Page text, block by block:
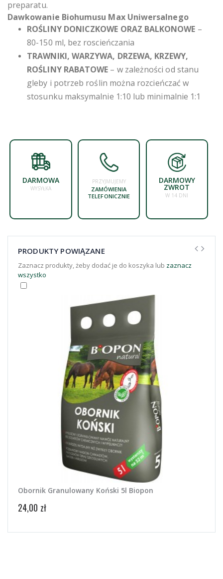
preparatu.
Dawkowanie Biohumusu Max Uniwersalnego
ROŚLINY DONICZKOWE ORAZ BALKONOWE –
80-150 ml, bez roscieńczania
TRAWNIKI, WARZYWA, DRZEWA, KRZEWY,
ROŚLINY RABATOWE – w zależności od stanu
gleby i potrzeb roślin można rozcieńczać w
stosunku maksymalnie 1:10 lub minimalnie 1:1
DARMOWA
WYSYŁKA
PRZYJMUJEMY
ZAMÓWIENIA
TELEFONICZNIE
DARMOWY
ZWROT
W 14 DNI
PRODUKTY POWIĄZANE
Zaznacz produkty, żeby dodać je do koszyka lub zaznacz
wszystko
Obornik Granulowany Koński 5l Biopon
24,00 zł